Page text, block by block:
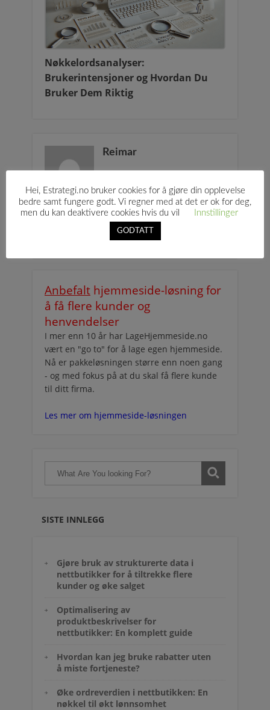
Nøkkelordsanalyser:
Brukerintensjoner og Hvordan Du
Bruker Dem Riktig
Reimar
Anbefalt hjemmeside-løsning for
å få flere kunder og
henvendelser
I mer enn 10 år har LageHjemmeside.no
vært en "go to" for å lage egen hjemmeside.
Nå er pakkeløsningen større enn noen gang
- og med fokus på at du skal få flere kunde
til ditt firma.
Les mer om hjemmeside-løsningen
SISTE INNLEGG
Gjøre bruk av strukturerte data i
nettbutikker for å tiltrekke flere
kunder og øke salget
Optimalisering av
produktbeskrivelser for
nettbutikker: En komplett guide
Hvordan kan jeg bruke rabatter uten
å miste fortjeneste?
Øke ordreverdien i nettbutikken: En
nøkkel til økt lønnsomhet
Hei, Estrategi.no bruker cookies for å gjøre din opplevelse
bedre samt fungere godt. Vi regner med at det er ok for deg,
men du kan deaktivere cookies hvis du vil
Innstillinger
GODTATT